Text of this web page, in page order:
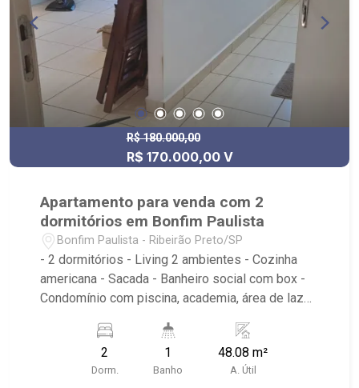
R$ 180.000,00
R$ 170.000,00 V
Apartamento para venda com 2
dormitórios em Bonfim Paulista
Bonfim Paulista - Ribeirão Preto/SP
- 2 dormitórios - Living 2 ambientes - Cozinha
americana - Sacada - Banheiro social com box -
Condomínio com piscina, academia, área de lazer,
autoatendimento
2
Dorm.
1
Banho
48.08 m²
A. Útil